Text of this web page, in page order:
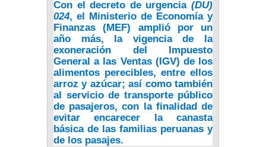
Con el decreto de urgencia (DU)
024, el Ministerio de Economía y
Finanzas (MEF) amplió por un
año más, la vigencia de la
exoneración del Impuesto
General a las Ventas (IGV) de los
alimentos perecibles, entre ellos
arroz y azúcar; así como también
al servicio de transporte público
de pasajeros, con la finalidad de
evitar encarecer la canasta
básica de las familias peruanas y
de los pasajes.